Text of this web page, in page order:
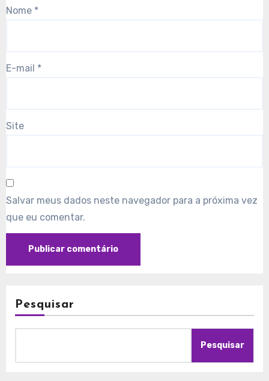
Nome *
E-mail *
Site
Salvar meus dados neste navegador para a próxima vez
que eu comentar.
Pesquisar
Pesquisar